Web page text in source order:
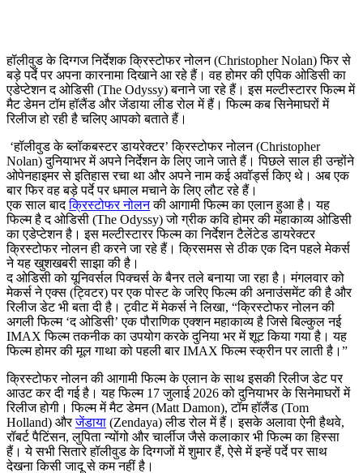
हॉलीवुड के दिग्गज निर्देशक क्रिस्टोफर नोलन (Christopher Nolan) फिर से
बड़े पर्दे पर अपना कारनामा दिखाने आ रहे हैं। वह होमर की एपिक ओडिसी का
एडेप्टेशन द ओडिसी (The Odyssy) बनाने जा रहे हैं। इस मल्टीस्टारर फिल्म में
मैट डेमन टॉम हॉलैंड और जेंडाया लीड रोल में हैं। फिल्म कब सिनेमाघरों में
रिलीज हो रही है चलिए आपको बताते हैं।
‘हॉलीवुड के ब्लॉकबस्टर डायरेक्टर’ क्रिस्टोफर नोलन (Christopher
Nolan) दुनियाभर में अपने निर्देशन के लिए जाने जाते हैं। पिछले साल ही उन्होंने
ओपेनहाइमर से इतिहास रचा था और अपने नाम कई अवॉर्ड्स किए थे। अब एक
बार फिर वह बड़े पर्दे पर धमाल मचाने के लिए लौट रहे हैं।
एक साल बादक्रिस्टोफर नोलनकी आगामी फिल्म का एलान हुआ है। यह
फिल्म है द ओडिसी (The Odyssy) जो ग्रीक कवि होमर की महाकाव्य ओडिसी
का एडेप्टेशन है। इस मल्टीस्टारर फिल्म का निर्देशन टैलेंटेड डायरेक्टर
क्रिस्टोफर नोलन ही करने जा रहे हैं। क्रिसमस से ठीक एक दिन पहले मेकर्स
ने यह खुशखबरी साझा की है।
द ओडिसी को यूनिवर्सल पिक्चर्स के बैनर तले बनाया जा रहा है। मंगलवार को
मेकर्स ने एक्स (ट्विटर) पर एक पोस्ट के जरिए फिल्म की अनाउंसमेंट की है और
रिलीज डेट भी बता दी है। ट्वीट में मेकर्स ने लिखा, “क्रिस्टोफर नोलन की
अगली फिल्म ‘द ओडिसी’ एक पौराणिक एक्शन महाकाव्य है जिसे बिल्कुल नई
IMAX फिल्म तकनीक का उपयोग करके दुनिया भर में शूट किया गया है। यह
फिल्म होमर की मूल गाथा को पहली बार IMAX फिल्म स्क्रीन पर लाती है।”
क्रिस्टोफर नोलन की आगामी फिल्म के एलान के साथ इसकी रिलीज डेट पर
आउट कर दी गई है। यह फिल्म 17 जुलाई 2026 को दुनियाभर के सिनेमाघरों में
रिलीज होगी। फिल्म में मैट डेमन (Matt Damon), टॉम हॉलैंड (Tom
Holland) औरजेंडाया (Zendaya) लीड रोल में हैं। इसके अलावा ऐनी हैथवे,
रॉबर्ट पैटिंसन, लुपिता न्योंगो और चार्लीज जैसे कलाकार भी फिल्म का हिस्सा
हैं। ये सभी सितारे हॉलीवुड के दिग्गजों में शुमार हैं, ऐसे में इन्हें पर्दे पर साथ
देखना किसी जादू से कम नहीं है।